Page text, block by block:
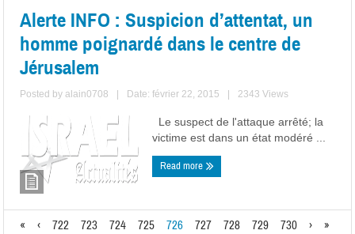
Alerte INFO : Suspicion d’attentat, un
homme poignardé dans le centre de
Jérusalem
Posted byalain0708 Date: février 22, 2015 2343 Views
Le suspect de l'attaque arrêté; la
victime est dans un état modéré ...
Read more
« ‹ 722 723 724 725 726 727 728 729 730 › »